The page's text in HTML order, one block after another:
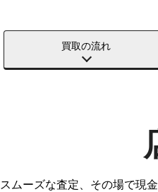
買取の流れ
スムーズな査定、その場で現